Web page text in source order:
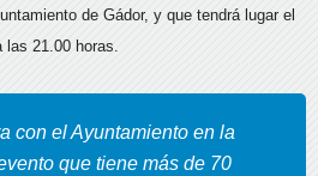
de Gádor, y que tendrá lugar el
las 21.00 horas.
con el Ayuntamiento en la
que tiene más de 70